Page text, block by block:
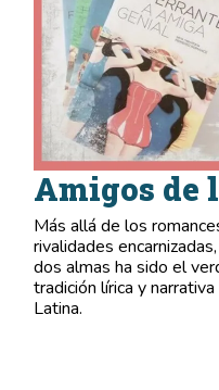
Amigos de
Más allá de los
rivalidades
dos almas ha sido el
tradición lírica y
Latina.